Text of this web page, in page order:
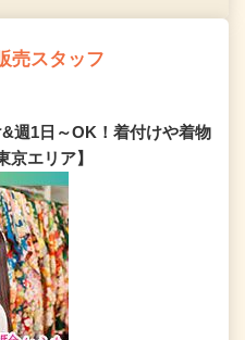
売スタッフ
週1日～OK！着付けや着物
エリア】